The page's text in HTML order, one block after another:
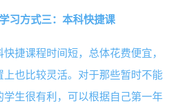
方式三：本科快捷课
捷课程时间短，总体花费便宜，
上也比较灵活。对于那些暂时不能
学生很有利，可以根据自己第一年